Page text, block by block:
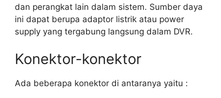
dan perangkat lain dalam sistem. Sumber daya
ini dapat berupa adaptor listrik atau power
supply yang tergabung langsung dalam DVR.
Konektor-konektor
Ada beberapa konektor di antaranya yaitu :